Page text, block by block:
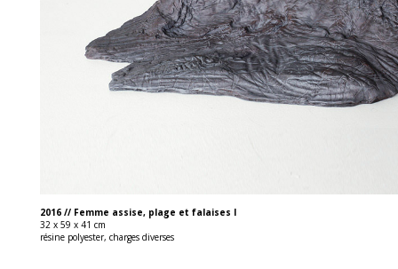
2016 // Femme assise, plage et falaises I
32 x 59 x 41 cm
résine polyester, charges diverses